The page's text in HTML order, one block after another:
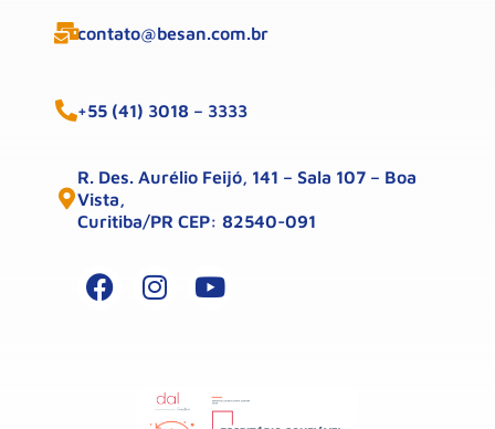
contato@besan.com.br
+55 (41) 3018 – 3333
R. Des. Aurélio Feijó, 141 – Sala 107 – Boa
Vista,
Curitiba/PR CEP: 82540-091